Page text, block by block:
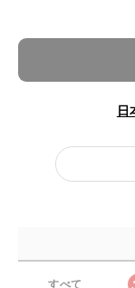
日
すべて